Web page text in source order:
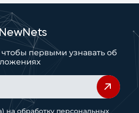
первыми узнавать об
наобработку персональных